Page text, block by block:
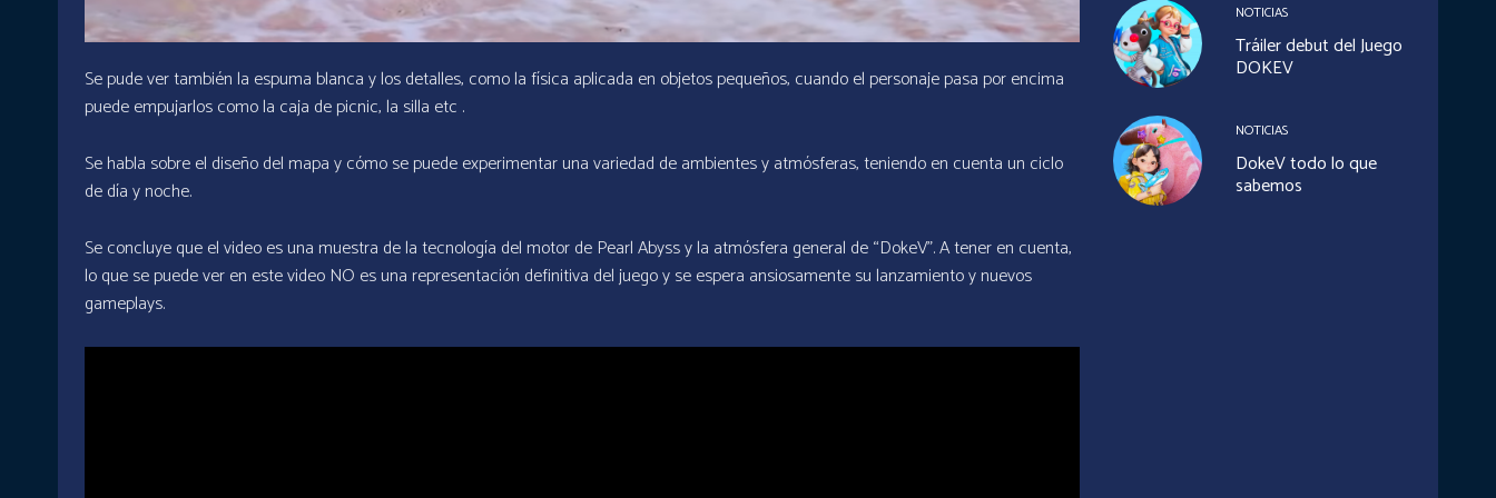
Se pude ver también la espuma blanca y los detalles, como la física aplicada en objetos pequeños, cuando el personaje pasa por encima
puede empujarlos como la caja de picnic, la silla etc .
Se habla sobre el diseño del mapa y cómo se puede experimentar una variedad de ambientes y atmósferas, teniendo en cuenta un ciclo
de día y noche.
Se concluye que el video es una muestra de la tecnología del motor de Pearl Abyss y la atmósfera general de “DokeV”. A tener en cuenta,
lo que se puede ver en este video NO es una representación definitiva del juego y se espera ansiosamente su lanzamiento y nuevos
gameplays.
NOTICIAS
Tráiler debut del Juego
DOKEV
NOTICIAS
DokeV todo lo que
sabemos